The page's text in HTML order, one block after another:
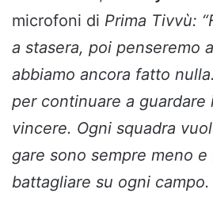
microfoni di Prima Tivvù:
a stasera, poi penseremo
abbiamo ancora fatto
per continuare a guardare
vincere. Ogni squadra
gare sono sempre meno e
battagliare su ogni